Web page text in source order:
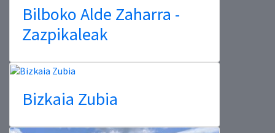
Bilboko Alde Zaharra -
Zazpikaleak
Bizkaia Zubia